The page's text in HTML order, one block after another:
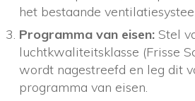
het bestaande
Programma van eisen: Stel
luchtkwaliteitsklasse (Frisse
wordt nagestreefd en leg dit
programma van eisen.